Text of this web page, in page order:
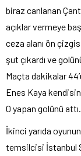
biraz canlanan
açıklar vermeye
ceza alanı ön
şut çıkardı ve
Maçta dakikalar
Enes Kaya
0 yapan golünü
İkinci yarıda
temsilcisi İstanbul